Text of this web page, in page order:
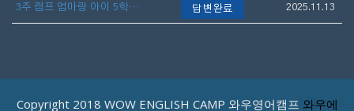
3주 캠프 엄마랑 아이 5학년 아직 늦지 않았나요? 답변완료 2025.11.13
Copyright 2018 WOW ENGLISH CAMP 와우영어캠프 와우에